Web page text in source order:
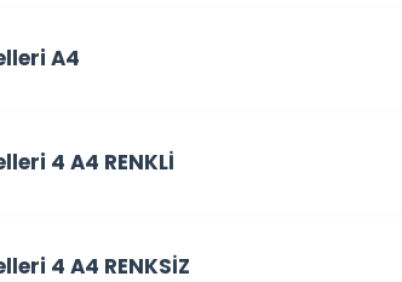
A4
4 A4 RENKLİ
4 A4 RENKSİZ